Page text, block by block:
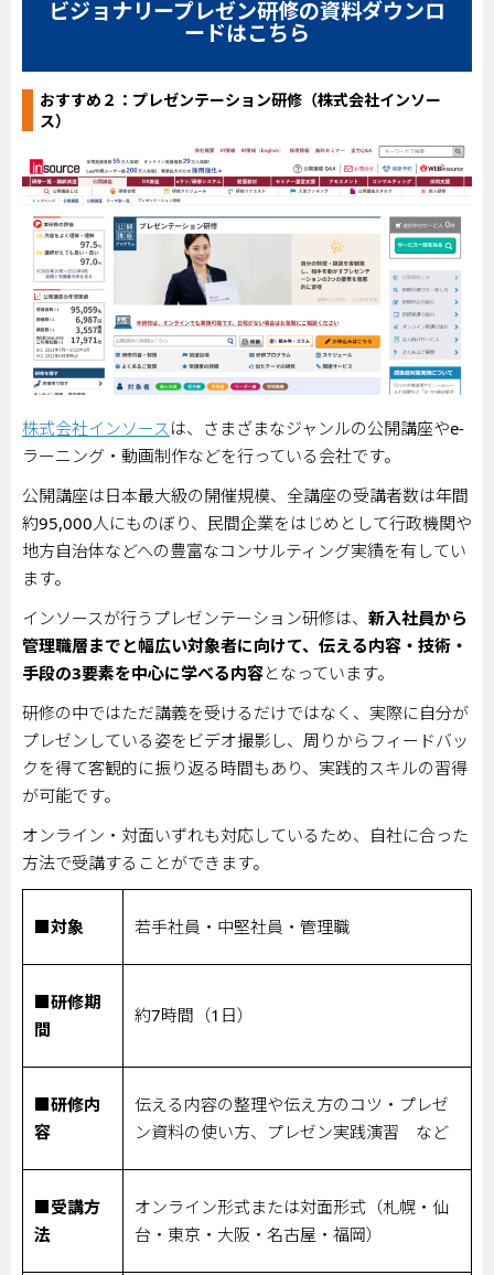
ビジョナリープレゼン研修の資料ダウンロ
ードはこちら
おすすめ２： プレゼンテーション研修（株式会社インソー
ス）
株式会社インソース は、さまざまなジャンルの公開講座やe-
ラーニング・動画制作などを行っている会社です。
公開講座は日本最大級の開催規模、全講座の受講者数は年間
約95,000人にものぼり、民間企業をはじめとして行政機関や
地方自治体などへの豊富なコンサルティング実績を有してい
ます。
インソースが行うプレゼンテーション研修は、 新入社員から
管理職層までと幅広い対象者に向けて、伝える内容・技術・
手段の3要素を中心に学べる内容となっています。
研修の中ではただ講義を受けるだけではなく、実際に自分が
プレゼンしている姿をビデオ撮影し、周りからフィードバッ
クを得て客観的に振り返る時間もあり、実践的スキルの習得
が可能です。
オンライン・対面いずれも対応しているため、自社に合った
方法で受講することができます。
■対象 若手社員・中堅社員・管理職
■研修期
間
約7時間（1 日）
■研修内
容
伝える内容の整理や伝え方のコツ・プレゼ
ン資料の使い方、プレゼン実践演習 など
■受講方
法
オンライン形式または対面形式（札幌・仙
台・東京・大阪・名古屋・福岡）